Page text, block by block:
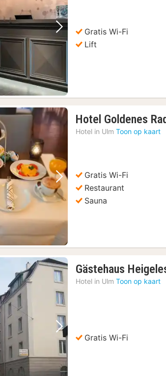
Volgende foto
Gratis Wi-Fi
Lift
Volgende foto
Hotel Goldenes
Hotel in Ulm Toon op kaart
Gratis Wi-Fi
Restaurant
Sauna
Volgende foto
Gästehaus
Hotel in Ulm Toon op kaart
Gratis Wi-Fi